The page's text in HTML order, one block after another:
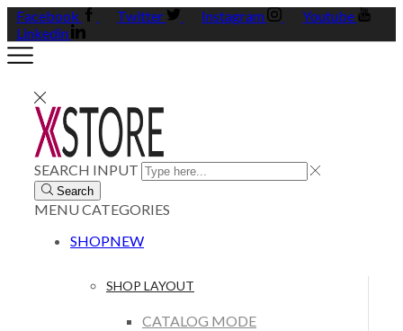
Facebook Twitter Instagram
Youtube
Linkedin
SEARCH INPUT
Search
MENUCATEGORIES
SHOPNEW
SHOP LAYOUT
CATALOG MODE